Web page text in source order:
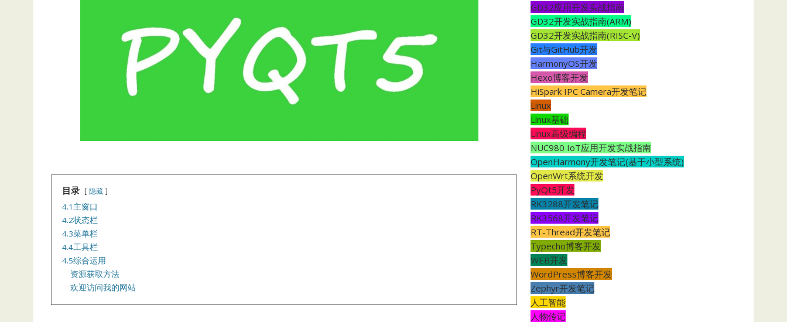
目录 隐藏
4.1主窗口
4.2状态栏
4.3菜单栏
4.4工具栏
4.5综合运用
资源获取方法
欢迎访问我的网站
GD32应用开发实战指南
GD32开发实战指南(ARM)
GD32开发实战指南(RISC-V)
Git与GitHub开发
HarmonyOS开发
Hexo博客开发
HiSpark IPC Camera开发笔记
Linux
Linux基础
Linux高级编程
NUC980 IoT应用开发实战指南
OpenHarmony开发笔记(基于小型系统)
OpenWrt系统开发
PyQt5开发
RK3288开发笔记
RK3568开发笔记
RT-Thread开发笔记
Typecho博客开发
WEB开发
WordPress博客开发
Zephyr开发笔记
人工智能
人物传记